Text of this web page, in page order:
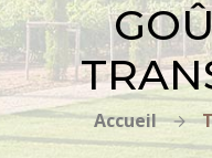
Accueil